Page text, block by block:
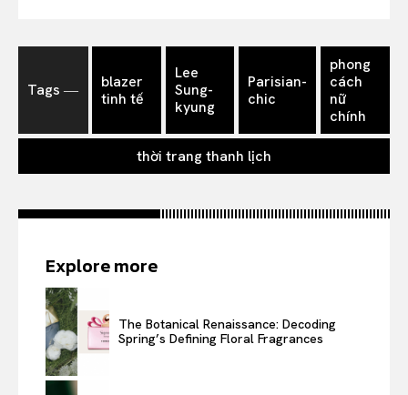
Tags ―
blazer
tinh tế
Lee
Sung-
kyung
Parisian-
chic
phong
cách
nữ
chính
thời trang thanh lịch
Explore more
The Botanical Renaissance: Decoding
Spring’s Defining Floral Fragrances